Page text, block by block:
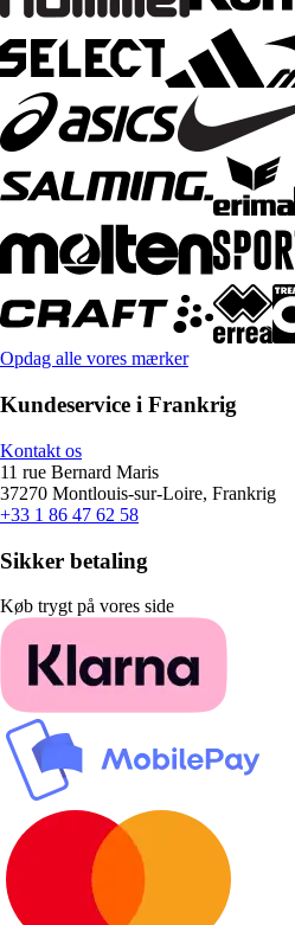
Opdag alle vores mærker
Kundeservice i Frankrig
Kontakt os
11 rue Bernard Maris
37270 Montlouis-sur-Loire, Frankrig
+33 1 86 47 62 58
Sikker betaling
Køb trygt på vores side